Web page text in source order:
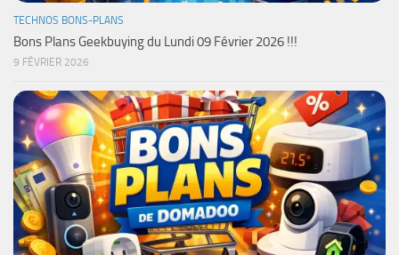
TECHNOS BONS-PLANS
Bons Plans Geekbuying du Lundi 09 Février 2026 !!!
9 FÉVRIER 2026